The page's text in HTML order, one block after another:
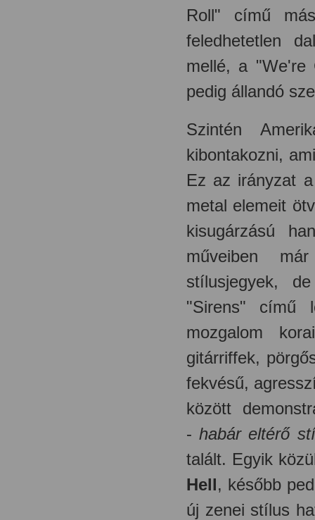
Roll" című
feledhetetlen
mellé, a "We're
pedig állandó
Szintén
kibontakozni,
Ez az irányzat
metal elemeit
kisugárzású
műveiben
stílusjegyek,
"Sirens" című
mozgalom
gitárriffek,
fekvésű,
között
-habár eltérő
talált. Egyik
Hell, később
új zenei stílus